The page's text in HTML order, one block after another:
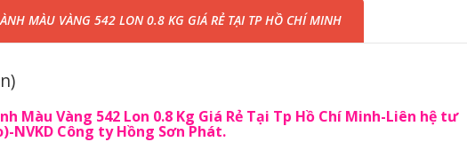
MÀU VÀNG 542 LON 0.8 KG GIÁ RẺ TẠI TP HỒ CHÍ MINH
Màu Vàng 542 Lon 0.8 Kg Giá Rẻ Tại Tp Hồ Chí Minh-Liên hệ tư
NVKD Công ty Hồng Sơn Phát.